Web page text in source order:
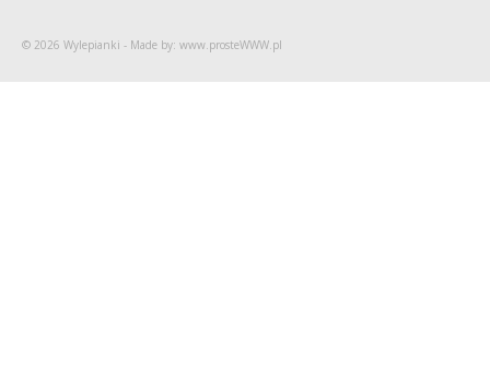
© 2026 Wylepianki - Made by: www.prosteWWW.pl